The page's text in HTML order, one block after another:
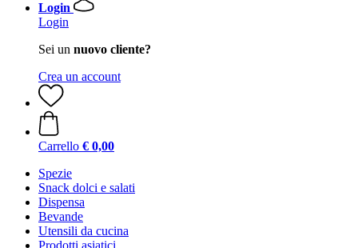
Login
Login
Sei un nuovo cliente?
Crea un account
Carrello € 0,00
Spezie
Snack dolci e salati
Dispensa
Bevande
Utensili da cucina
Prodotti asiatici